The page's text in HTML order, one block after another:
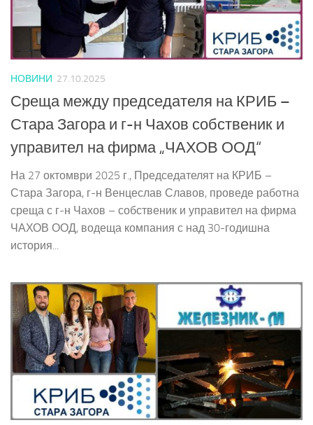
НОВИНИ 27.10.2025
Среща между председателя на КРИБ –
Стара Загора и г-н Чахов собственик и
управител на фирма „ЧАХОВ ООД“
На 27 октомври 2025 г., Председателят на КРИБ –
Стара Загора, г-н Венцеслав Славов, проведе работна
среща с г-н Чахов – собственик и управител на фирма
ЧАХОВ ООД, водеща компания с над 30-годишна
история...